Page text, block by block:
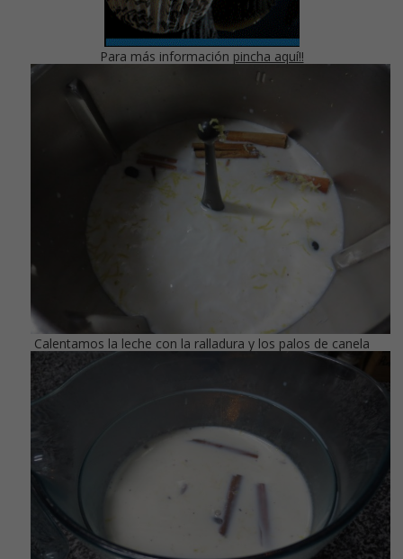
Para más información pincha aquí!!
Calentamos la leche con la ralladura y los palos de canela